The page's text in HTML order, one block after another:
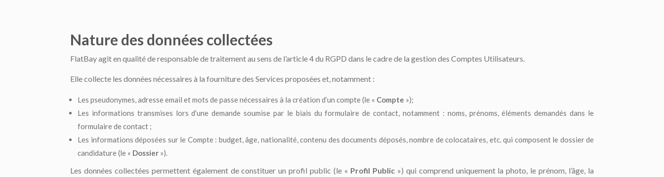
Nature des données collectées
FlatBay agit en qualité de responsable de traitement au sens de l’article 4 du RGPD dans le cadre de la gestion des Comptes Utilisateurs.
Elle collecte les données nécessaires à la fourniture des Services proposées et, notamment :
Les pseudonymes, adresse email et mots de passe nécessaires à la création d’un compte (le « Compte »);
Les informations transmises lors d’une demande soumise par le biais du formulaire de contact, notamment : noms, prénoms, éléments demandés dans le
formulaire de contact ;
Les informations déposées sur le Compte : budget, âge, nationalité, contenu des documents déposés, nombre de colocataires, etc. qui composent le dossier de
candidature (le « Dossier »).
Les données collectées permettent également de constituer un profil public (le « Profil Public») qui comprend uniquement la photo, le prénom, l’âge, la